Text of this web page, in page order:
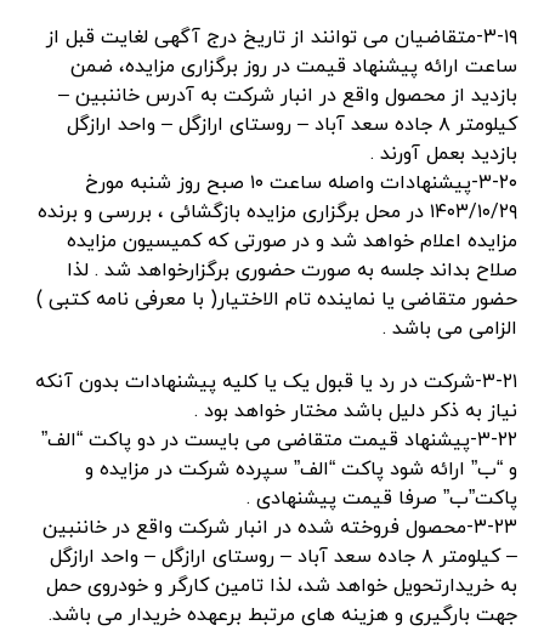
۳-۱۹-متقاضیان می توانند از تاریخ درج آگهی لغایت قبل از
ساعت ارائه پیشنهاد قیمت در روز برگزاری مزایده، ضمن
بازدید از محصول واقع در انبار شرکت به آدرس خاننبین –
کیلومتر ۸ جاده سعد آباد – روستای ارازگل – واحد ارازگل
بازدید بعمل آورند .
۳-۲۰-پیشنهادات واصله ساعت ۱۰ صبح روز شنبه مورخ
۱۴۰۳/۱۰/۲۹ در محل برگزاری مزایده بازگشائی ، بررسی و برنده
مزایده اعلام خواهد شد و در صورتی که کمیسیون مزایده
صلاح بداند جلسه به صورت حضوری برگزارخواهد شد . لذا
حضور متقاضی یا نماینده تام الاختیار( با معرفی نامه کتبی )
الزامی می باشد .
۳-۲۱-شرکت در رد یا قبول یک یا کلیه پیشنهادات بدون آنکه
نیاز به ذکر دلیل باشد مختار خواهد بود .
۳-۲۲-پیشنهاد قیمت متقاضی می بایست در دو پاکت “الف”
و “ب” ارائه شود پاکت “الف” سپرده شرکت در مزایده و
پاکت”ب” صرفا قیمت پیشنهادی .
۳-۲۳-محصول فروخته شده در انبار شرکت واقع در خاننبین
– کیلومتر ۸ جاده سعد آباد – روستای ارازگل – واحد ارازگل
به خریدارتحویل خواهد شد، لذا تامین کارگر و خودروی حمل
جهت بارگیری و هزینه های مرتبط برعهده خریدار می باشد.